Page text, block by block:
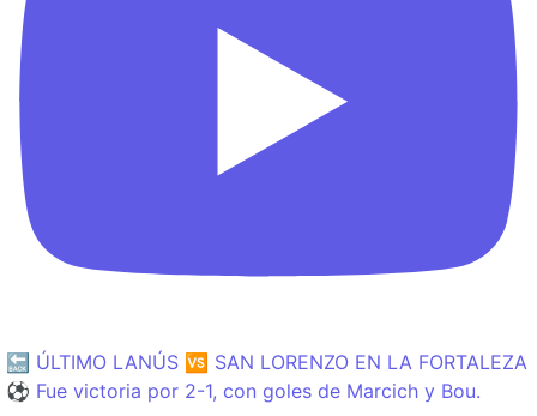
🔙 ÚLTIMO LANÚS 🆚 SAN LORENZO EN LA FORTALEZA
⚽️ Fue victoria por 2-1, con goles de Marcich y Bou.